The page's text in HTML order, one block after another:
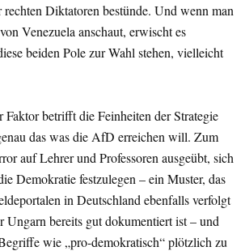
Diktatoren bestünde. Und wenn man
Venezuela anschaut, erwischt es
beiden Pole zur Wahl stehen, vielleicht
betrifft die Feinheiten der Strategie
das was die AfD erreichen will. Zum
auf Lehrer und Professoren ausgeübt, sich
Demokratie festzulegen – ein Muster, das
in Deutschland ebenfalls verfolgt
Ungarn bereits gut dokumentiert ist – und
wie „pro-demokratisch“ plötzlich zu